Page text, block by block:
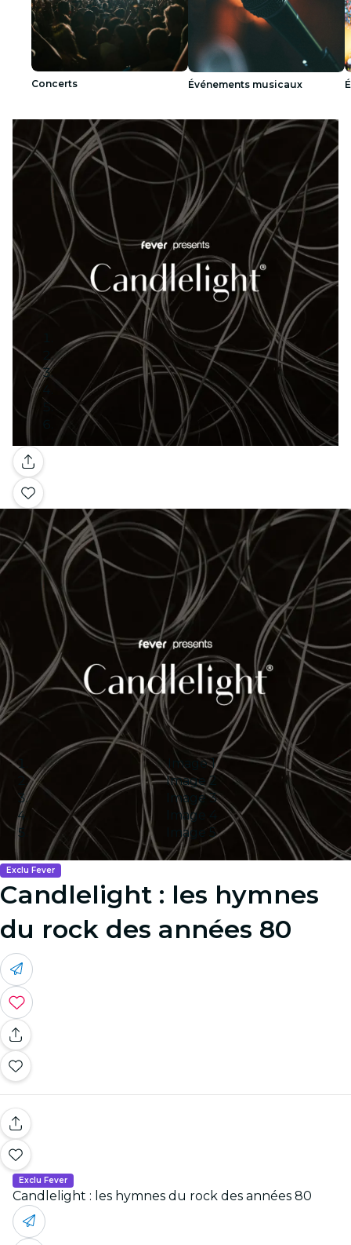
Concerts Événements musicaux
Galerie
Image 1
Image 2
Image 3
Image 4
Image 5
Exclu Fever
Candlelight : les hymnes
du rock des années 80
Exclu Fever
Candlelight : les hymnes du rock des années 80